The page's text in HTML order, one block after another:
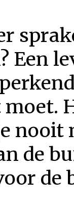
Een
de
de